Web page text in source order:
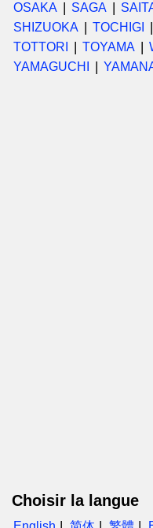
OSAKA
SAGA
SHIZUOKA
TOCHIGI
TOTTORI
TOYAMA
YAMAGUCHI
Choisir la langue